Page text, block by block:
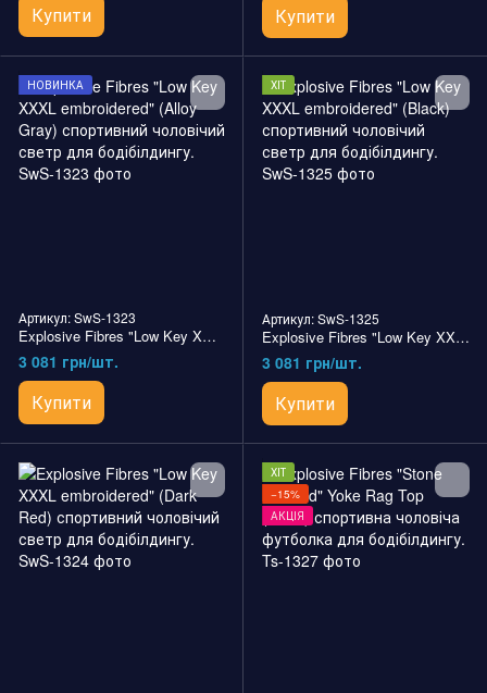
Купити Купити
НОВИНКА
Артикул: SwS-1323
Explosive Fibres "Low Key XXXL embroidered" (Alloy Gray) спортивний чоловічий светр для бодібілдингу.
3 081 грн/шт.
Купити
ХІТ
Артикул: SwS-1325
Explosive Fibres "Low Key XXXL embroidered" (Black) спортивний чоловічий светр для бодібілдингу.
3 081 грн/шт.
Купити
ХІТ
−15%
АКЦІЯ